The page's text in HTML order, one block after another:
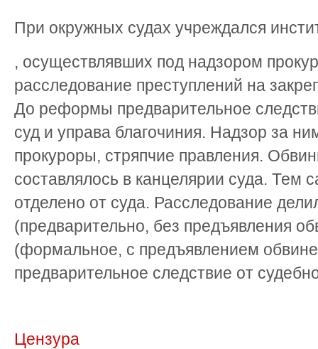
При окружных судах учреждался
, осуществлявших под надзором
расследование преступлений на
До реформы предварительное
суд и управа благочиния. Надзор за
прокуроры, стряпчие правления.
составлялось в канцелярии суда. Тем
отделено от суда. Расследование
(предварительно, без предъявления
(формальное, с предъявлением
предварительное следствие от
Цензура